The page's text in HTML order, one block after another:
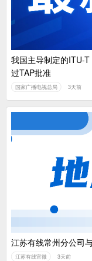
我国主导制定的ITU-
过TAP批准
国家广播电视总局 3天前
江苏有线常州分公司
江苏有线官微 3天前